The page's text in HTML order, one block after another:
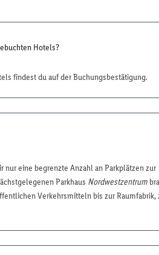
Hotels?
findest du auf der Buchungsbestätigung.
nur eine begrenzte Anzahl an Parkplätzen zur
Parkhaus Nordwestzentrum
Verkehrsmitteln bis zur Raumfabrik,